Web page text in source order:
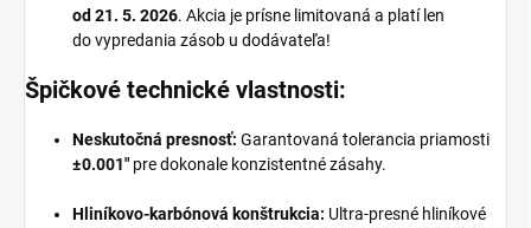
od 21. 5. 2026. Akcia je prísne limitovaná a platí len
do vypredania zásob u dodávateľa!
Špičkové technické vlastnosti:
Neskutočná presnosť: Garantovaná tolerancia priamosti
±0.001" pre dokonale konzistentné zásahy.
Hliníkovo-karbónová konštrukcia: Ultra-presné hliníkové